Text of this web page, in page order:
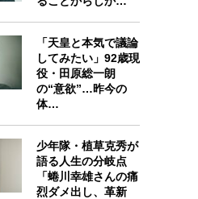
「天皇と本気で議論
してみたい」92歳現
役・田原総一朗
の“意欲”…昨今の
体…
少年隊・植草克秀が
語る人生の分岐点
「蜷川幸雄さんの痛
烈ダメ出し、革新